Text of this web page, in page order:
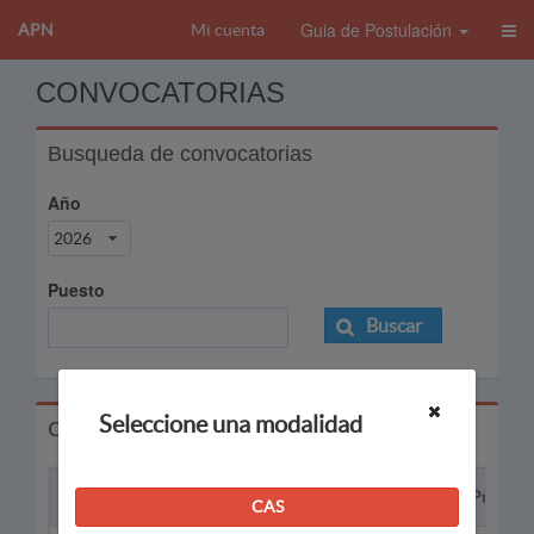
APN Mi cuenta Guia de Postulación
CONVOCATORIAS
Busqueda de convocatorias
Año
2026
Puesto
Buscar
Convocatorias
Puesto
Seleccione una modalidad
CAS